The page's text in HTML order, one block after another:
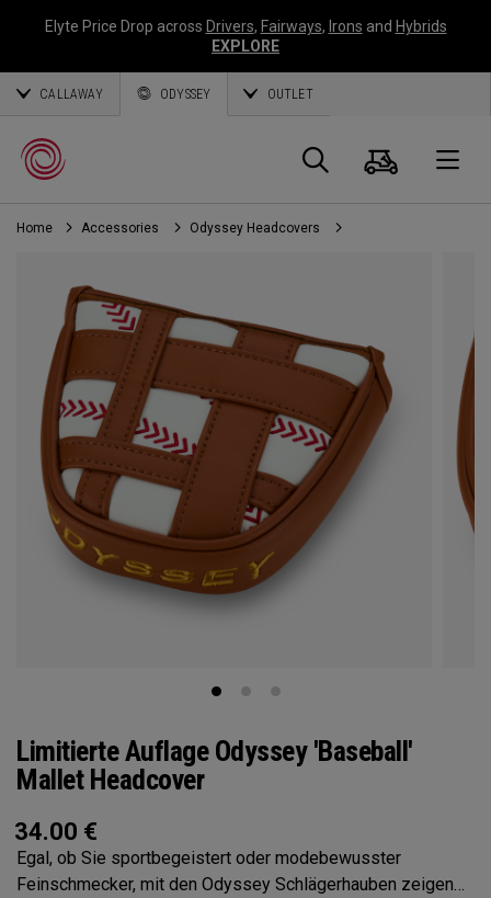
Elyte Price Drop across Drivers, Fairways, Irons and Hybrids
EXPLORE
CALLAWAY ODYSSEY OUTLET
Suche
Home Accessories Odyssey Headcovers
Limitierte Auflage Odyssey 'Baseball'
Mallet Headcover
34.00 €
Egal, ob Sie sportbegeistert oder modebewusster
Feinschmecker, mit den Odyssey Schlägerhauben zeigen